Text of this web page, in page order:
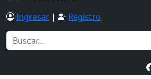
Ingresar | Registro